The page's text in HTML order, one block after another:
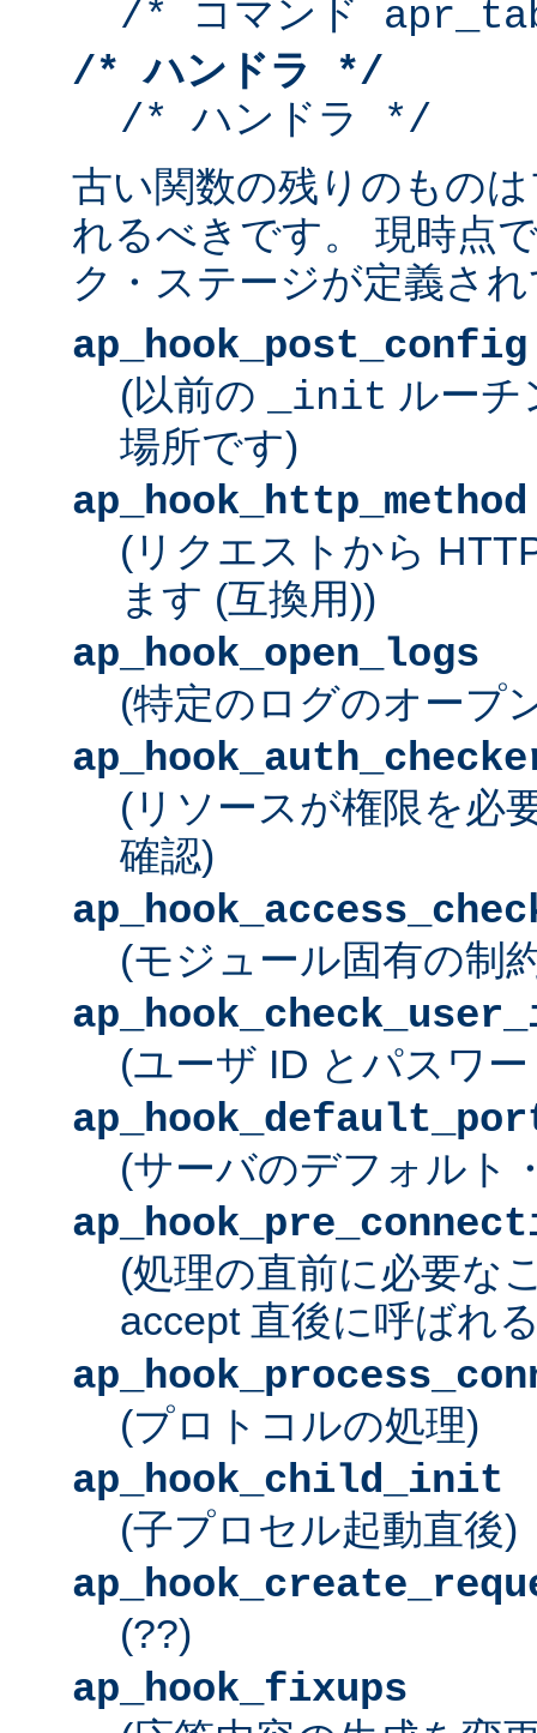
/* コマンド
/* ハンドラ */
/* ハンドラ */
古い関数の残りのもの
れるべきです。 現時点
ク・ステージが定義さ
ap_hook_post_config
(以前の
_init ルーチ
場所です)
ap_hook_http_method
(リクエストから
ます (互換用))
ap_hook_open_logs
(特定のログのオープ
(リソースが権限を必
確認)
(モジュール固有の制
(ユーザ ID とパスワ
(サーバのデフォルト
(処理の直前に必要な
accept 直後に呼ばれ
(プロトコルの処理)
ap_hook_child_init
(子プロセル起動直後)
(??)
ap_hook_fixups